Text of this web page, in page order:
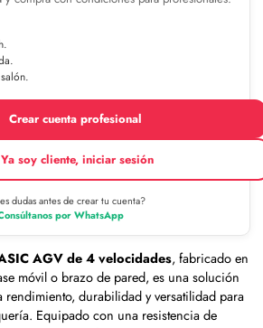
Crear cuenta profesional
Ya soy cliente, iniciar sesión
dudas antes de crear tu cuenta?
por WhatsApp
AGV de 4 velocidades, fabricado en
móvil o brazo de pared, es una solución
durabilidad y versatilidad para
Equipado con una resistencia de